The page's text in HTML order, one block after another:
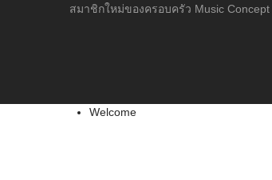
สมาชิกใหม่ของครอบครัว Music Concept
Welcome